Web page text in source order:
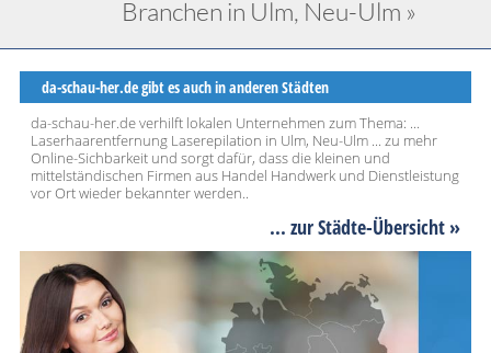
Branchen in Ulm, Neu-Ulm »
da-schau-her.de gibt es auch in anderen Städten
da-schau-her.de verhilft lokalen Unternehmen zum Thema: ...
Laserhaarentfernung Laserepilation in Ulm, Neu-Ulm ... zu mehr
Online-Sichbarkeit und sorgt dafür, dass die kleinen und
mittelständischen Firmen aus Handel Handwerk und Dienstleistung
vor Ort wieder bekannter werden..
... zur Städte-Übersicht »